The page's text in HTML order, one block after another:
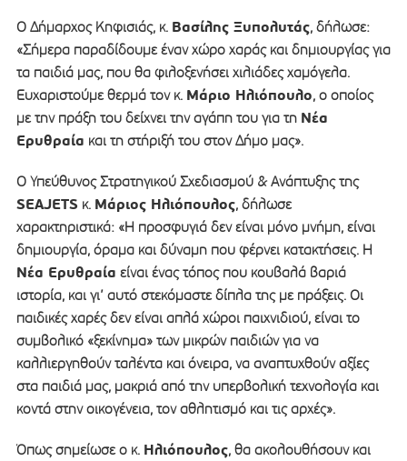
Ο Δήμαρχος Κηφισιάς, κ. Βασίλης Ξυπολυτάς, δήλωσε:
«Σήμερα παραδίδουμε έναν χώρο χαράς και δημιουργίας για
τα παιδιά μας, που θα φιλοξενήσει χιλιάδες χαμόγελα.
Ευχαριστούμε θερμά τον κ. Μάριο Ηλιόπουλο, ο οποίος
με την πράξη του δείχνει την αγάπη του για τη Νέα
Ερυθραία και τη στήριξή του στον Δήμο μας».
Ο Υπεύθυνος Στρατηγικού Σχεδιασμού & Ανάπτυξης της
SEAJETS κ. Μάριος Ηλιόπουλος, δήλωσε
χαρακτηριστικά: «Η προσφυγιά δεν είναι μόνο μνήμη, είναι
δημιουργία, όραμα και δύναμη που φέρνει κατακτήσεις. Η
Νέα Ερυθραία είναι ένας τόπος που κουβαλά βαριά
ιστορία, και γι’ αυτό στεκόμαστε δίπλα της με πράξεις. Οι
παιδικές χαρές δεν είναι απλά χώροι παιχνιδιού, είναι το
συμβολικό «ξεκίνημα» των μικρών παιδιών για να
καλλιεργηθούν ταλέντα και όνειρα, να αναπτυχθούν αξίες
στα παιδιά μας, μακριά από την υπερβολική τεχνολογία και
κοντά στην οικογένεια, τον αθλητισμό και τις αρχές».
Όπως σημείωσε ο κ. Ηλιόπουλος, θα ακολουθήσουν και